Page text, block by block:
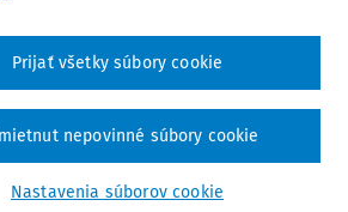
čítania
príspevku
Nastavenia súborov cookie
nepovinné súbory cookie
Prijať všetky súbory cookie